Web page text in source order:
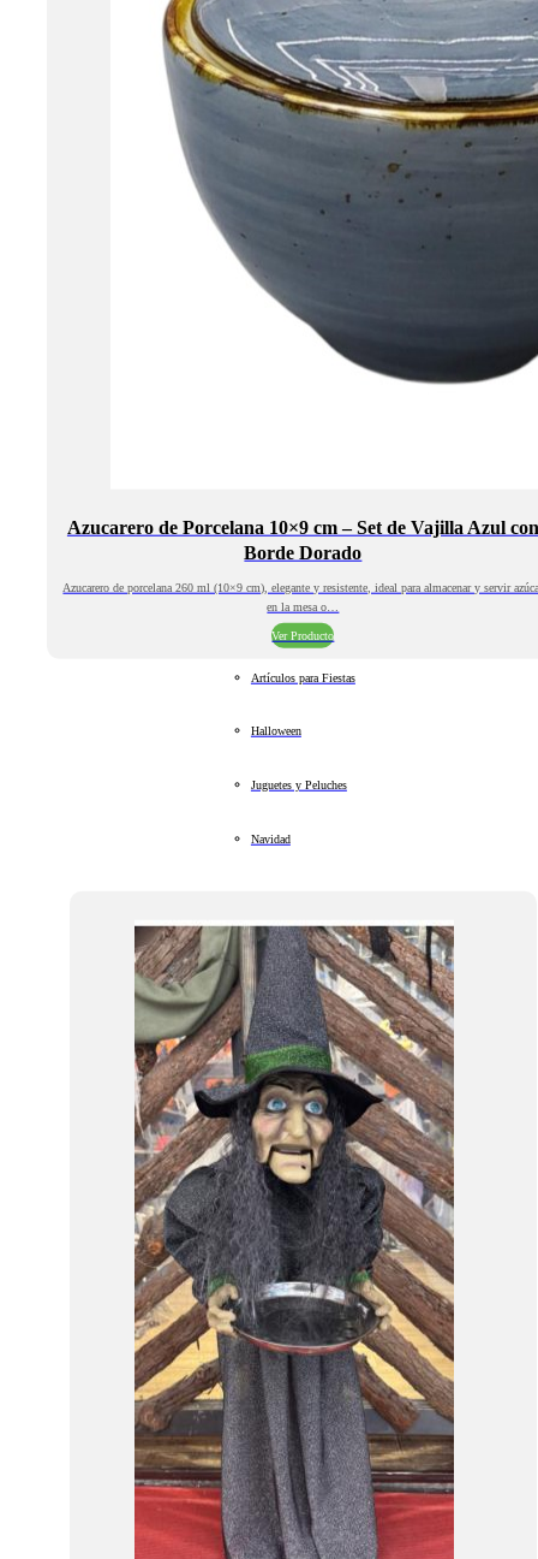
Azucarero de Porcelana 10×9 cm – Set de Vajilla Azul con
Borde Dorado
Azucarero de porcelana 260 ml (10×9 cm), elegante y resistente, ideal para almacenar y servir
en la mesa o…
Ver Producto
Artículos para Fiestas
Halloween
Juguetes y Peluches
Navidad